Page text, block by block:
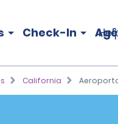
Check-In
California